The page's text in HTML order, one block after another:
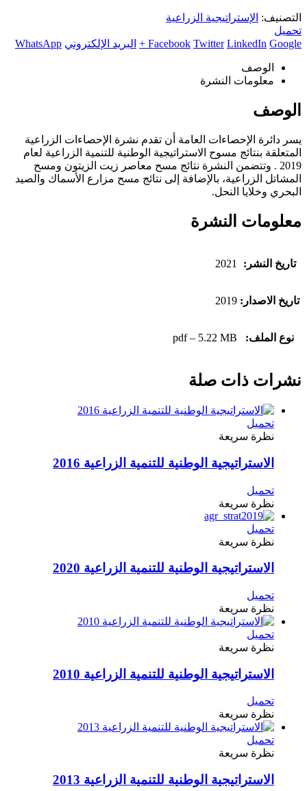
التصنيف: الإستراتيجية الزراعية
تحميل
Facebook Twitter LinkedIn Google + البريد الإلكتروني WhatsApp
الوصف
معلومات النشرة
الوصف
يسر دائرة الإحصاءات العامة أن تقدم نشرة الإحصاءات الزراعية
المتعلقة بنتائج مسوح الاستراتيجية الوطنية للتنمية الزراعية لعام
2019 . وتتضمن النشرة نتائج مسح معاصر زيت الزيتون ومسح
المشاتل الزراعية، بالإضافة إلى نتائج مسح مزارع الأسماك والصيد
البحري وخلايا النحل.
معلومات النشرة
تاريخ النشر: 2021
تاريخ الاصدار: 2019
نوع الملف: pdf – 5.22 MB
نشرات ذات صلة
تحميل
نظرة سريعة
الاستراتيجية الوطنية للتنمية الزراعية 2016
تحميل
نظرة سريعة
تحميل
نظرة سريعة
الاستراتيجية الوطنية للتنمية الزراعية 2020
تحميل
نظرة سريعة
تحميل
نظرة سريعة
الاستراتيجية الوطنية للتنمية الزراعية 2010
تحميل
نظرة سريعة
تحميل
نظرة سريعة
الاستراتيجية الوطنية للتنمية الزراعية 2013